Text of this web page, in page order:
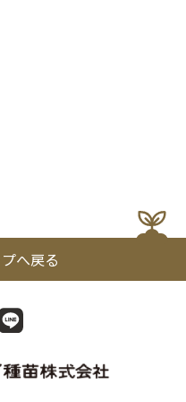
へ戻る